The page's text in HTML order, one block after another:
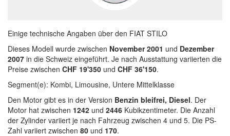
Einige technische Angaben über den FIAT STILO
Dieses Modell wurde zwischen November 2001 und Dezember
2007 in die Schweiz eingeführt. Je nach Ausstattung variierten die
Preise zwischen CHF 19'350 und CHF 36'150.
Segment(e): Kombi, Limousine, Untere Mittelklasse
Den Motor gibt es in der Version Benzin bleifrei, Diesel. Der
Motor hat zwischen 1242 und 2446 Kubikzentimeter. Die Anzahl
der Zylinder variiert je nach Fahrzeug zwischen 4 und 5. Die PS-
Zahl variiert zwischen 80 und 170.